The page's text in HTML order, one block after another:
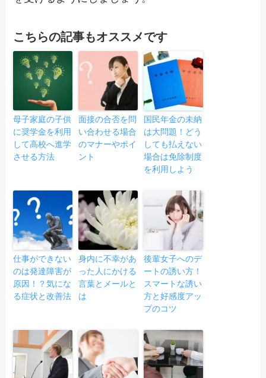
こちらの記事もオススメです
母子家庭の子供
に奨学金を利用
して高校へ進学
させる方法
面接の合否を問
い合わせる場合
のマナーやポイ
ント
国民年金の未納
は大問題！どう
しても払えない
場合は免除制度
を利用しよう
仕事ができない
のは発達障害が
原因！？気にな
る症状と改善法
身内に不幸があ
った人にかける
言葉とメールと
は
後輩女子へのデ
ートの誘い方！
スマートな誘い
方と好感度アッ
プのコツ